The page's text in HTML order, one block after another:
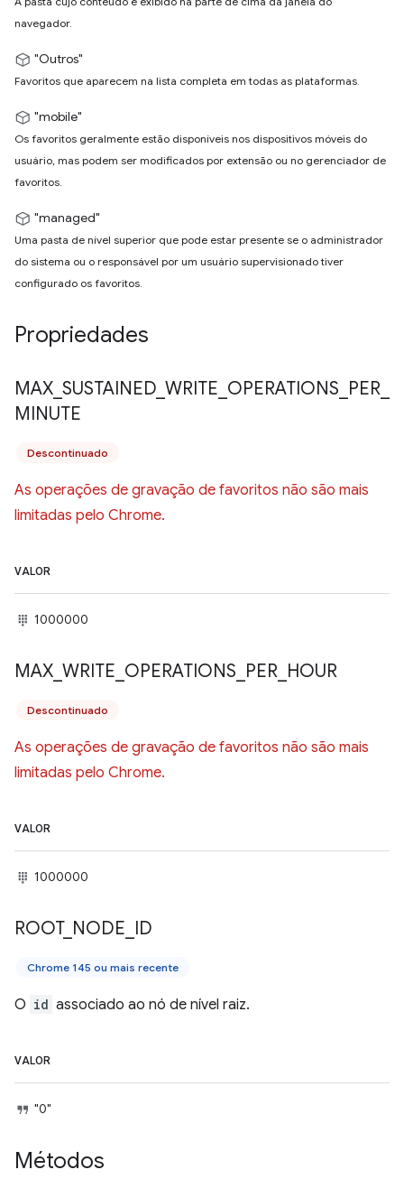
navegador.
"Outros"
Favoritos que aparecem na lista completa em todas as plataformas.
"mobile"
Os favoritos geralmente estão disponíveis nos dispositivos móveis do
usuário, mas podem ser modificados por extensão ou no gerenciador de
favoritos.
"managed"
Uma pasta de nível superior que pode estar presente se o administrador
do sistema ou o responsável por um usuário supervisionado tiver
configurado os favoritos.
Propriedades
MAX SUSTAINED WRITE OPERATIONS PER
MINUTE
Descontinuado
As operações de gravação de favoritos não são mais
limitadas pelo Chrome.
VALOR
1000000
MAX WRITE OPERATIONS PER HOUR
Descontinuado
As operações de gravação de favoritos não são mais
limitadas pelo Chrome.
VALOR
1000000
ROOT_ NODE ID
Chrome 145 ou mais recente
O id associado ao nó de nível raiz.
VALOR
"0"
Métodos